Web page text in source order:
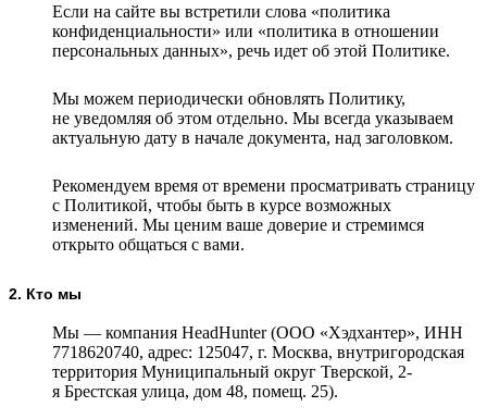
Если на сайте вы встретили слова «политика
конфиденциальности» или «политика в отношении
персональных данных», речь идет об этой Политике.
Мы можем периодически обновлять Политику,
не уведомляя об этом отдельно. Мы всегда указываем
актуальную дату в начале документа, над заголовком.
Рекомендуем время от времени просматривать страницу
с Политикой, чтобы быть в курсе возможных
изменений. Мы ценим ваше доверие и стремимся
открыто общаться с вами.
2. Кто мы
Мы — компания HeadHunter (ООО «Хэдхантер», ИНН
7718620740, адрес: 125047, г. Москва, внутригородская
территория Муниципальный округ Тверской, 2-
я Брестская улица, дом 48, помещ. 25).